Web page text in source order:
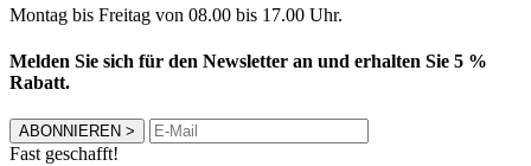
Montag bis Freitag von 08.00 bis 17.00 Uhr.
Melden Sie sich für den Newsletter an und erhalten Sie 5 %
Rabatt.
ABONNIEREN >
Fast geschafft!